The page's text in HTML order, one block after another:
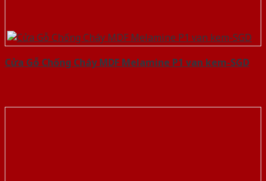
Cửa Gỗ Chống Cháy MDF Melamine P1 van kem-SGD